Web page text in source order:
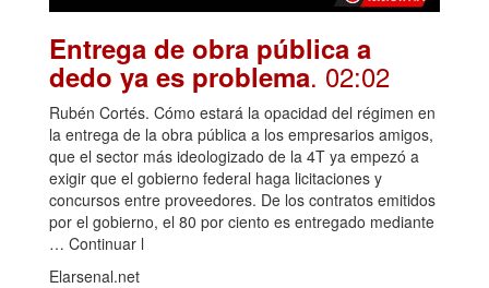
Entrega de obra pública a
dedo ya es problema. 02:02
Rubén Cortés. Cómo estará la opacidad del régimen en
la entrega de la obra pública a los empresarios amigos,
que el sector más ideologizado de la 4T ya empezó a
exigir que el gobierno federal haga licitaciones y
concursos entre proveedores. De los contratos emitidos
por el gobierno, el 80 por ciento es entregado mediante
… Continuar l
Elarsenal.net